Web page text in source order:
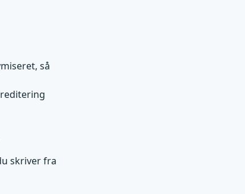
så
skriver fra